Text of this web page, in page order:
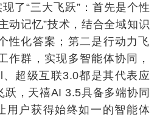
了“三大飞跃”：首先是个性
动记忆”技术，结合全域知识
性化答案；第二是行动力飞
作群，实现多智能体协同，
超级互联3.0都是其代表应
跃，天禧AI 3.5具备多端协同
用户获得始终如一的智能体